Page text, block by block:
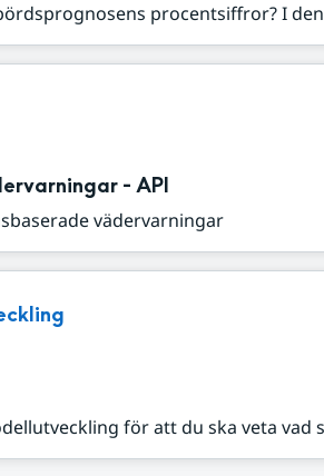
procentsiffror? I
- API
vädervarningar
för att du ska veta vad